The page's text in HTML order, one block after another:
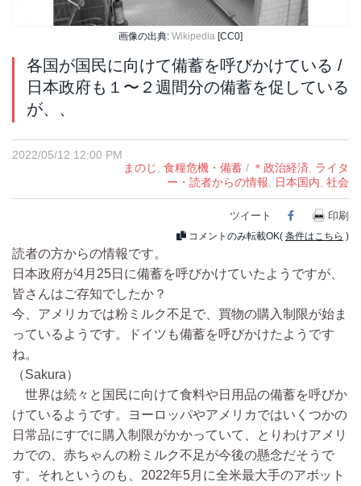
画像の出典: Wikipedia [CC0]
各国が国民に向けて備蓄を呼びかけている /
日本政府も１〜２週間分の備蓄を促している
が、、
2022/05/12 12:00 PM
まのじ
食糧危機・備蓄 / ＊政治経済
ライタ
ー・読者からの情報
日本国内 社会
ツイート Facebook
印刷
コメントのみ転載OK( 条件はこちら )
読者の方からの情報です。
日本政府が4月25日に備蓄を呼びかけていたようですが、
皆さんはご存知でしたか？
今、アメリカでは粉ミルク不足で、買物の購入制限が始ま
っているようです。ドイツも備蓄を呼びかけたようです
ね。
（Sakura）
世界は続々と国民に向けて食料や日用品の備蓄を呼びか
けているようです。ヨーロッパやアメリカではいくつかの
日常品にすでに購入制限がかかっていて、とりわけアメリ
カでの、赤ちゃんの粉ミルク不足が今後の懸念だそうで
す。それというのも、2022年5月に全米最大手のアボット